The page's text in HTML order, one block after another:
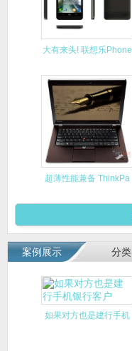
大有来头! 联想乐Phone
超薄性能兼备 ThinkPa
案例展示 分类
如果对方也是建行手机